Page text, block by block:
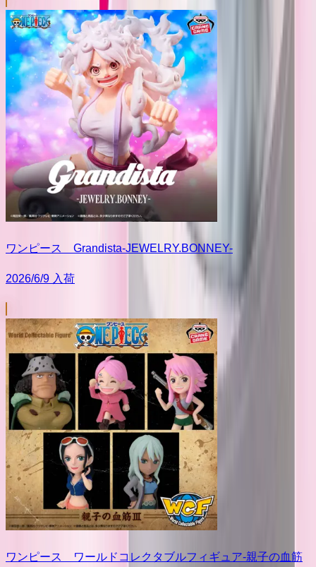
ワンピース Grandista-JEWELRY.BONNEY-
2026/6/9 入荷
ワンピース ワールドコレクタブルフィギュア-親子の血筋